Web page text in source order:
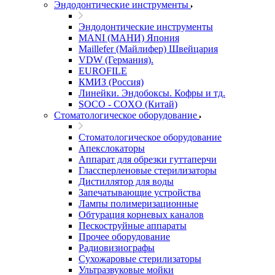
Эндодонтические инструменты
Эндодонтические инструменты
MANI (МАНИ) Япония
Maillefer (Майлифер) Швейцария
VDW (Германия).
EUROFILE
КМИЗ (Россия)
Линейки. Эндобоксы. Кофры и тд.
SOCO - COXO (Китай)
Стоматологическое оборудование
Стоматологическое оборудование
Апекслокаторы
Аппарат для обрезки гуттаперчи
Глассперленовые стерилизаторы
Дистиллятор для воды
Запечатывающие устройства
Лампы полимеризационные
Обтурация корневых каналов
Пескоструйные аппараты
Прочее оборудование
Радиовизиографы
Сухожаровые стерилизаторы
Ультразвуковые мойки